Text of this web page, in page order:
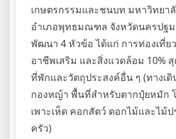
เกษตรกรรมและชนบท มหาวิทยา
อำเภอพุทธมณฑล จังหวัดนครปฐ
พัฒนา 4 หัวข้อ ได้แก่ การท่องเที่ย
อาชีพเสริม และสิ่งแวดล้อม 10%
ที่พักและวัตถุประสงค์อื่น ๆ (ทางเ
กองหญ้า พื้นที่สำหรับตากปุ๋ยหมัก
เพาะเห็ด คอกสัตว์ ดอกไม้และไม้
ครัว)